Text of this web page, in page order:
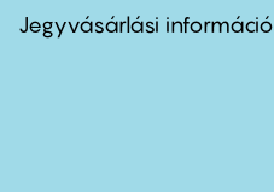
second
Jegyvásárlási